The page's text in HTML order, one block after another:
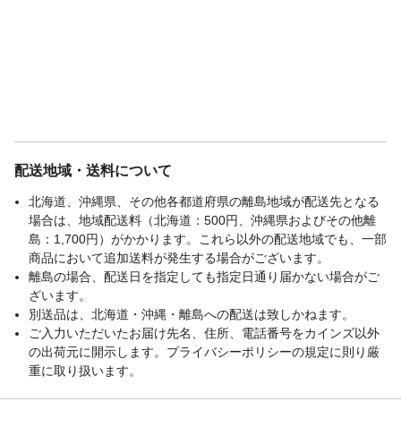
配送地域・送料について
北海道、沖縄県、その他各都道府県の離島地域が配送先となる
場合は、地域配送料（北海道：500円、沖縄県およびその他離
島：1,700円）がかかります。これら以外の配送地域でも、一部
商品において追加送料が発生する場合がございます。
離島の場合、配送日を指定しても指定日通り届かない場合がご
ざいます。
別送品は、北海道・沖縄・離島への配送は致しかねます。
ご入力いただいたお届け先名、住所、電話番号をカインズ以外
の出荷元に開示します。プライバシーポリシーの規定に則り厳
重に取り扱います。